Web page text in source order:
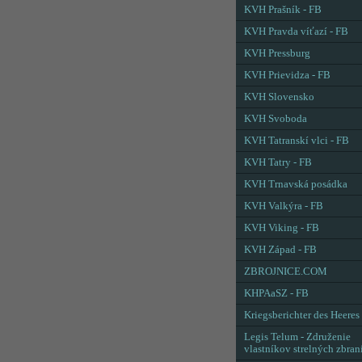
KVH Prašník - FB
KVH Pravda víťazí - FB
KVH Pressburg
KVH Prievidza - FB
KVH Slovensko
KVH Svoboda
KVH Tatranskí vlci - FB
KVH Tatry - FB
KVH Trnavská posádka
KVH Valkýra - FB
KVH Viking - FB
KVH Západ - FB
ZBROJNICE.COM
KHPAaSZ - FB
Kriegsberichter des Heeres
Legis Telum - Združenie
vlastníkov strelných